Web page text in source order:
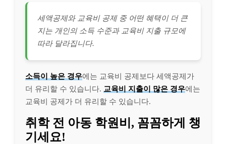
세액공제와 교육비 공제 중 어떤 혜택이 더 큰
지는 개인의 소득 수준과 교육비 지출 규모에
따라 달라집니다.
소득이 높은 경우에는 교육비 공제보다 세액공제가
더 유리할 수 있습니다. 교육비 지출이 많은 경우에는
교육비 공제가 더 유리할 수 있습니다.
취학 전 아동 학원비, 꼼꼼하게 챙
기세요!